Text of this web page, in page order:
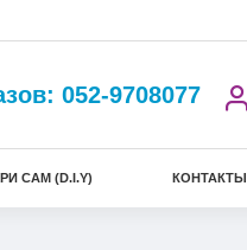
052-9708077
САМ (D.I.Y) КОНТАКТЫ